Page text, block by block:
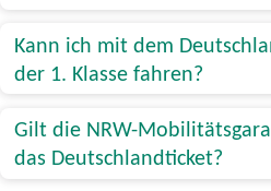
Kann ich mit dem
der 1. Klasse fahren?
Gilt die NRW-
das Deutschlandticket?